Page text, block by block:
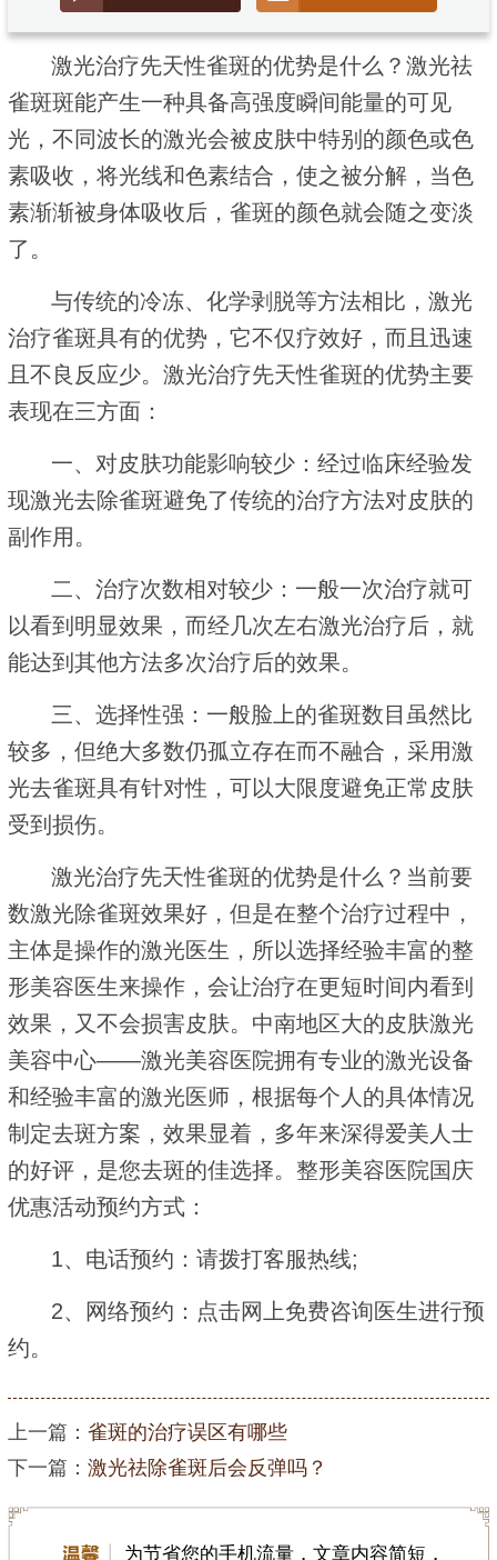
激光治疗先天性雀斑的优势是什么？激光祛
雀斑斑能产生一种具备高强度瞬间能量的可见
光，不同波长的激光会被皮肤中特别的颜色或色
素吸收，将光线和色素结合，使之被分解，当色
素渐渐被身体吸收后，雀斑的颜色就会随之变淡
了。
与传统的冷冻、化学剥脱等方法相比，激光
治疗雀斑具有的优势，它不仅疗效好，而且迅速
且不良反应少。激光治疗先天性雀斑的优势主要
表现在三方面：
一、对皮肤功能影响较少：经过临床经验发
现激光去除雀斑避免了传统的治疗方法对皮肤的
副作用。
二、治疗次数相对较少：一般一次治疗就可
以看到明显效果，而经几次左右激光治疗后，就
能达到其他方法多次治疗后的效果。
三、选择性强：一般脸上的雀斑数目虽然比
较多，但绝大多数仍孤立存在而不融合，采用激
光去雀斑具有针对性，可以大限度避免正常皮肤
受到损伤。
激光治疗先天性雀斑的优势是什么？当前要
数激光除雀斑效果好，但是在整个治疗过程中，
主体是操作的激光医生，所以选择经验丰富的整
形美容医生来操作，会让治疗在更短时间内看到
效果，又不会损害皮肤。中南地区大的皮肤激光
美容中心——激光美容医院拥有专业的激光设备
和经验丰富的激光医师，根据每个人的具体情况
制定去斑方案，效果显着，多年来深得爱美人士
的好评，是您去斑的佳选择。整形美容医院国庆
优惠活动预约方式：
1、电话预约：请拨打客服热线;
2、网络预约：点击网上免费咨询医生进行预
约。
上一篇： 雀斑的治疗误区有哪些
下一篇： 激光祛除雀斑后会反弹吗？
为节省您的手机流量，文章内容简短，